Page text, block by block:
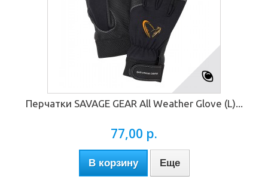
Перчатки SAVAGE GEAR All Weather Glove (L)...
77,00 р.
В корзину Еще